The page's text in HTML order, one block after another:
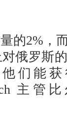
2%，
俄罗斯
们能
主